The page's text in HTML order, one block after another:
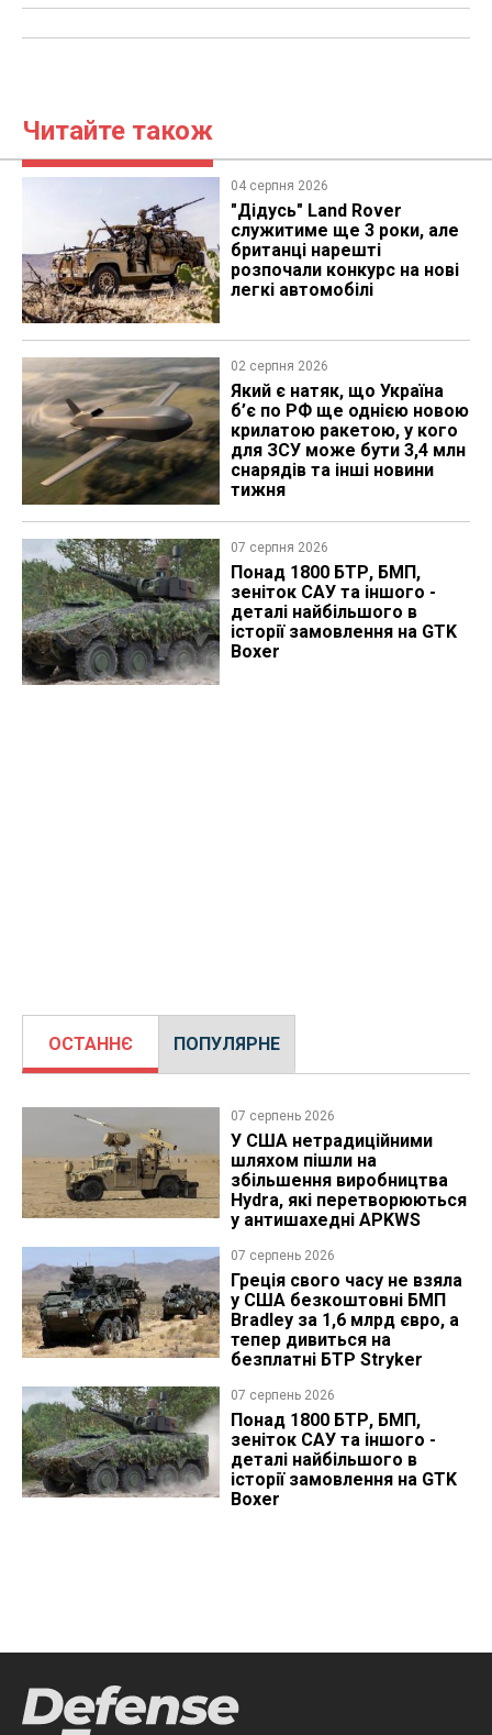
Читайте також
04 серпня 2026
"Дідусь" Land Rover
служитиме ще 3 роки, але
британці нарешті
розпочали конкурс на нові
легкі автомобілі
02 серпня 2026
Який є натяк, що Україна
б’є по РФ ще однією новою
крилатою ракетою, у кого
для ЗСУ може бути 3,4 млн
снарядів та інші новини
тижня
07 серпня 2026
Понад 1800 БТР, БМП,
зеніток САУ та іншого -
деталі найбільшого в
історії замовлення на GTK
Boxer
ОСТАННЄ ПОПУЛЯРНЕ
07 серпень 2026
У США нетрадиційними
шляхом пішли на
збільшення виробництва
Hydra, які перетворюються
у антишахедні APKWS
07 серпень 2026
Греція свого часу не взяла
у США безкоштовні БМП
Bradley за 1,6 млрд євро, а
тепер дивиться на
безплатні БТР Stryker
07 серпень 2026
Понад 1800 БТР, БМП,
зеніток САУ та іншого -
деталі найбільшого в
історії замовлення на GTK
Boxer